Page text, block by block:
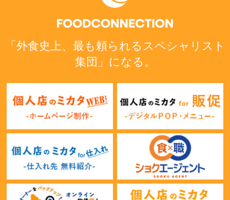
「外食史上、最も頼られるスペシャリスト
集団」になる。